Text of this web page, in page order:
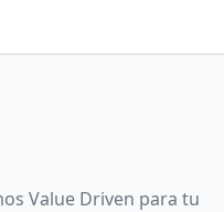
Value Driven para tu